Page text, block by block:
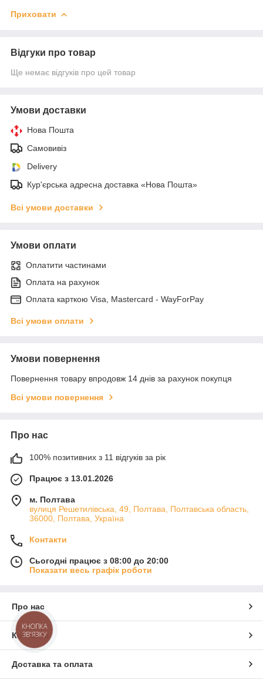
Приховати
Відгуки про товар
Ще немає відгуків про цей товар
Умови доставки
Нова Пошта
Самовивіз
Delivery
Кур'єрська адресна доставка «Нова Пошта»
Всі умови доставки
Умови оплати
Оплатити частинами
Оплата на рахунок
Оплата карткою Visa, Mastercard - WayForPay
Всі умови оплати
Умови повернення
Повернення товару впродовж 14 днів за рахунок покупця
Всі умови повернення
Про нас
100% позитивних з 11 відгуків за рік
Працює з 13.01.2026
м. Полтава
вулиця Решетилівська, 49, Полтава, Полтавська область,
36000, Полтава, Україна
Контакти
Сьогодні працює з 08:00 до 20:00
Показати весь графік роботи
Про нас
Контакти
Доставка та оплата
КНОПКА
ЗВ'ЯЗКУ